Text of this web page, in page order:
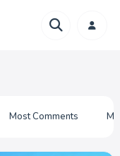
Most Comments